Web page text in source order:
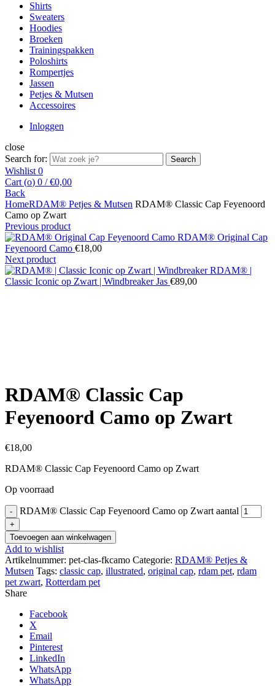
Shirts
Sweaters
Hoodies
Broeken
Trainingspakken
Poloshirts
Rompertjes
Jassen
Petjes & Mutsen
Accessoires
Inloggen
close
Search for:
Search
Wishlist 0
Cart (o) 0 / €0,00
Back
HomeRDAM® Petjes & Mutsen RDAM® Classic Cap Feyenoord
Camo op Zwart
Previous product
RDAM® Original Cap
Feyenoord Camo €18,00
Next product
RDAM® |
Classic Iconic op Zwart | Windbreaker Jas €89,00
RDAM® Classic Cap
Feyenoord Camo op Zwart
€18,00
RDAM® Classic Cap Feyenoord Camo op Zwart
Op voorraad
RDAM® Classic Cap Feyenoord Camo op Zwart aantal
Toevoegen aan winkelwagen
Add to wishlist
Artikelnummer: pet-clas-fkcamo Categorie: RDAM® Petjes &
Mutsen Tags: classic cap, illustrated, original cap, rdam pet, rdam
pet zwart, Rotterdam pet
Share
Facebook
X
Email
Pinterest
LinkedIn
WhatsApp
WhatsApp